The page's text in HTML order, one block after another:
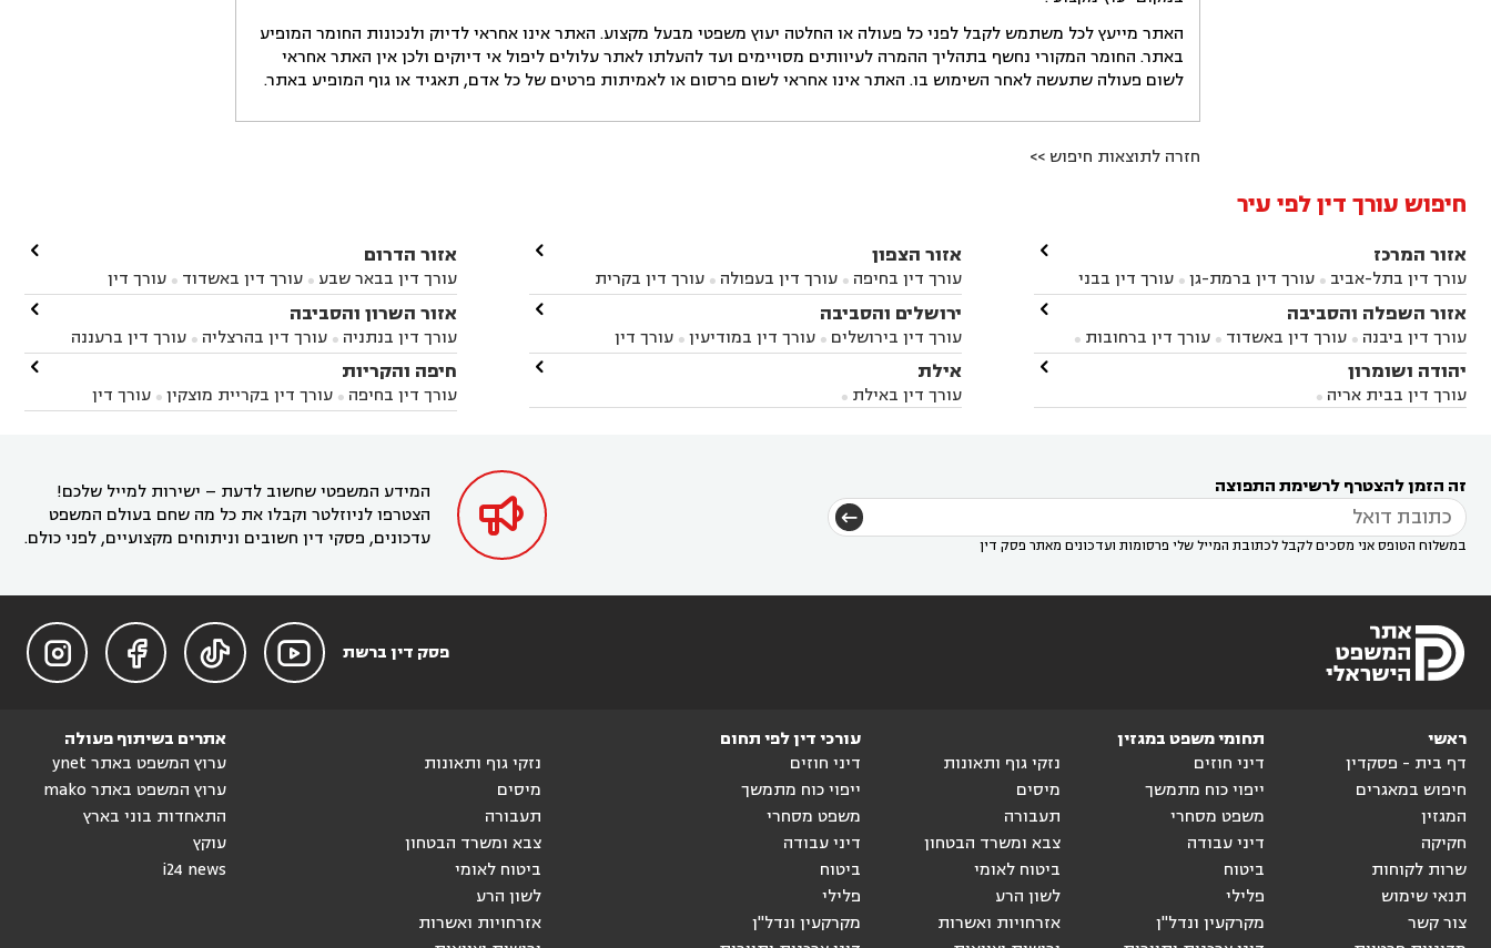
האתר מייעץ לכל משתמש לקבל לפני כל פעולה או החלטה יעוץ משפטי מבעל מקצוע. האתר אינו אחראי לדיוק ולנכונות החומר המופיע
באתר. החומר המקורי נחשף בתהליך ההמרה לעיוותים מסויימים ועד להעלתו לאתר עלולים ליפול אי דיוקים ולכן אין האתר אחראי
לשום פעולה שתעשה לאחר השימוש בו. האתר אינו אחראי לשום פרסום או לאמיתות פרטים של כל אדם, תאגיד או גוף המופיע באתר.
חזרה לתוצאות חיפוש >>
חיפוש עורך דין לפי עיר
אזור המרכז
עורך דין בתל-אביב  עורך דין ברמת-גן 
עורך דין בבני
ברק עורך דין בפתח תקווה עורך דין בראשון לציון
עורך דין ברחובות עורך דין בנס ציונה
במודיעין
עורך דין בהרצליה עורך דין בחולון
עורך
דין בקרית אונו
אונו
עורך דין בבת ים
דין בשוהם 

אזור השפלה והסביבה
עורך דין ביבנה  עורך דין באשדוד  עורך דין ברחובות 
עורך דין בראשון לציון עורך דין במודיעין
עורך דין
בבאר יעקב
עורך דין בגדרה

יהודה ושומרון
עורך דין בבית אריה 

אזור הצפון
עורך דין בחיפה  עורך דין בעפולה 
עורך דין בקרית
אתא
עורך דין בנהריה עורך דין בראש פינה
עורך דין
בקרית שמונה
עורך דין במושב מגדים
במושב ציפורי
עורך דין בסח'נין עורך דין בעכו
עורך
דין בעמק הירדן
ביאליק
עורך דין במגדל העמק

ירושלים והסביבה
עורך דין בירושלים  עורך דין במודיעין 
עורך דין
בבית-שמש
עורך דין במבשרת ציון עורך דין בגיזו
עורך דין בגבעת זאב
בקרני שומרון  עורך דין בשורש 

אילת
עורך דין באילת 

אזור הדרום
עורך דין בבאר שבע  עורך דין באשדוד 
עורך דין
באשקלון
עורך דין בבאר טוביה עורך דין בגן יבנה
עורך דין בניר הבנים עורך דין בערד
זיקים
עורך דין בנתיבות עורך דין בקרית מלאכי

אזור השרון והסביבה
עורך דין בנתניה  עורך דין בהרצליה  עורך דין ברעננה
עורך דין בחדרה עורך דין בכפר סבא
עורך דין בהוד
השרון
עורך דין באבן יהודה
עורך דין בחריש  עורך דין בקיסריה  עורך דין בקדימה

חיפה והקריות
עורך דין בחיפה  עורך דין בקריית מוצקין 
עורך דין
בקרית מוצקין
עורך דין בקריית אתא
עורך דין


המידע המשפטי שחשוב לדעת – ישירות למייל שלכם!
הצטרפו לניוזלטר וקבלו את כל מה שחם בעולם המשפט
עדכונים, פסקי דין חשובים וניתוחים מקצועיים, לפני כולם.
זה הזמן להצטרף לרשימת התפוצה
במשלוח הטופס אני מסכים לקבל לכתובת המייל שלי פרסומות ועדכונים מאתר פסק דין
פסק דין ברשת 



ראשי
דף בית - פסקדין
חיפוש במאגרים
המגזין
חקיקה
שרות לקוחות
תנאי שימוש
צור קשר
תחומי משפט במגזין
דיני חוזים
ייפוי כוח מתמשך
משפט מסחרי
דיני עבודה
ביטוח
פלילי
מקרקעין ונדל"ן
נזקי גוף ותאונות
מיסים
תעבורה
צבא ומשרד הבטחון
ביטוח לאומי
לשון הרע
אזרחויות ואשרות
עורכי דין לפי תחום
דיני חוזים
ייפוי כוח מתמשך
משפט מסחרי
דיני עבודה
ביטוח
פלילי
מקרקעין ונדל"ן
נזקי גוף ותאונות
מיסים
תעבורה
צבא ומשרד הבטחון
ביטוח לאומי
לשון הרע
אזרחויות ואשרות
אתרים בשיתוף פעולה
ערוץ המשפט באתר ynet
ערוץ המשפט באתר mako
התאחדות בוני בארץ
עוקץ
i24 news